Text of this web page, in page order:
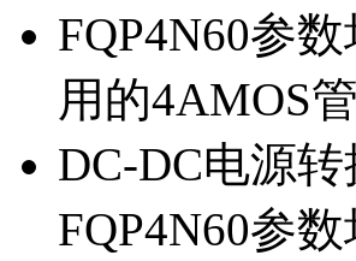
FQP4N60参
用的4AMOS管
DC-DC电源
FQP4N60参